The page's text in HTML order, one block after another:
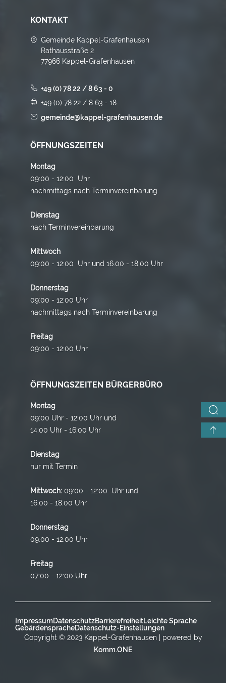
KONTAKT
Gemeinde Kappel-Grafenhausen
Rathausstraße 2
77966 Kappel-Grafenhausen
+49 (0) 78 22 / 8 63 - 0
+49 (0) 78 22 / 8 63 - 18
gemeinde@kappel-grafenhausen.de
ÖFFNUNGSZEITEN
Montag
09:00 - 12:00 Uhr
nachmittags nach Terminvereinbarung
Dienstag
nach Terminvereinbarung
Mittwoch
09:00 - 12:00 Uhr und 16.00 - 18.00 Uhr
Donnerstag
09:00 - 12:00 Uhr
nachmittags nach Terminvereinbarung
Freitag
09:00 - 12:00 Uhr
ÖFFNUNGSZEITEN BÜRGERBÜRO
Montag
09:00 Uhr - 12:00 Uhr und
14:00 Uhr - 16:00 Uhr
Dienstag
nur mit Termin
Mittwoch: 09:00 - 12:00 Uhr und
16.00 - 18.00 Uhr
Donnerstag
09:00 - 12:00 Uhr
Freitag
07:00 - 12:00 Uhr
ImpressumDatenschutzBarrierefreiheitLeichte Sprache
GebärdenspracheDatenschutz-Einstellungen
Copyright © 2023 Kappel-Grafenhausen | powered by
Komm.ONE